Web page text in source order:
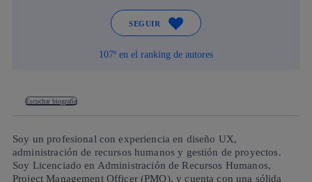
SEGUIR
107º en el ranking de autores
Escuchar biografía
Soy un profesional con experiencia en diseño UX,
administración de recursos humanos y gestión de proyectos.
Soy Licenciado en Administración de Recursos Humanos,
Project Management Officer (PMO), y cuenta con una sólida